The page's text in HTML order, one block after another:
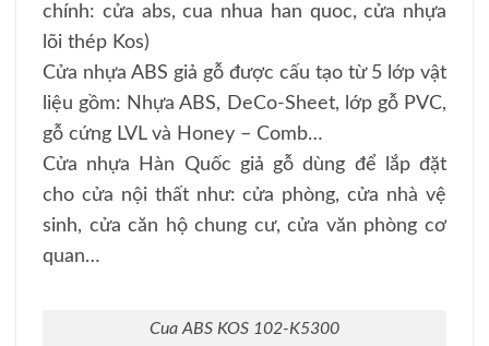
chính: cửa abs, cua nhua han quoc, cửa nhựa
lõi thép Kos)
Cửa nhựa ABS giả gỗ được cấu tạo từ 5 lớp vật
liệu gồm: Nhựa ABS, DeCo-Sheet, lớp gỗ PVC,
gỗ cứng LVL và Honey – Comb…
Cửa nhựa Hàn Quốc giả gỗ dùng để lắp đặt
cho cửa nội thất như: cửa phòng, cửa nhà vệ
sinh, cửa căn hộ chung cư, cửa văn phòng cơ
quan…
Cua ABS KOS 102-K5300